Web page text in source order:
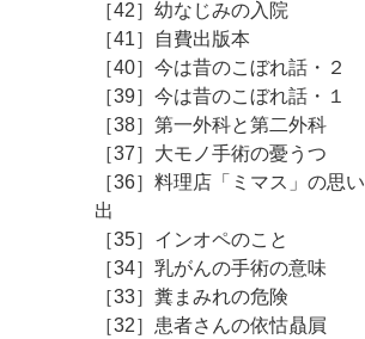
［42］幼なじみの入院
［41］自費出版本
［40］今は昔のこぼれ話・２
［39］今は昔のこぼれ話・１
［38］第一外科と第二外科
［37］大モノ手術の憂うつ
［36］料理店「ミマス」の思い
出
［35］インオペのこと
［34］乳がんの手術の意味
［33］糞まみれの危険
［32］患者さんの依怙贔屓